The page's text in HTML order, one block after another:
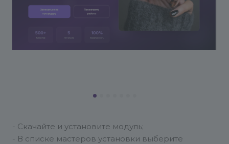
- Скачайте и установите модуль;
- В списке мастеров установки выберите